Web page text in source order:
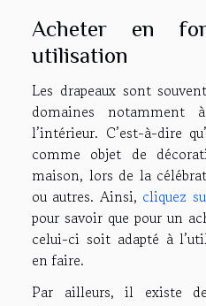
Acheter en
utilisation
Les drapeaux sont
domaines notamment
l’intérieur. C’est-à-dire
comme objet de
maison, lors de la
ou autres. Ainsi, cliquez
pour savoir que pour un
celui-ci soit adapté à
en faire.
Par ailleurs, il existe